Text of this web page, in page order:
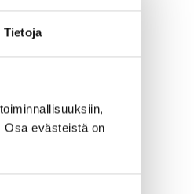
Tietoja
Osa evästeistä on
member of the club Oulun